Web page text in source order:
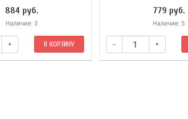
884 руб.
Наличие: 3
+ В КОРЗИНУ
779 руб.
Наличие: 5
– +